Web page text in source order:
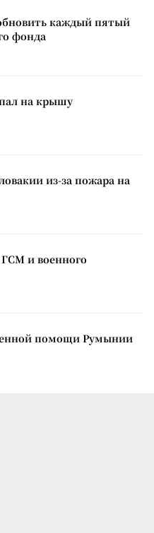
каждый пятый
фонда
на крышу
из-за пожара на
и военного
помощи Румынии